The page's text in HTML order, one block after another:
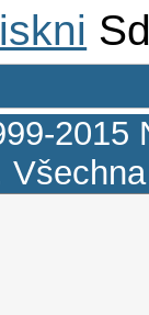
2015